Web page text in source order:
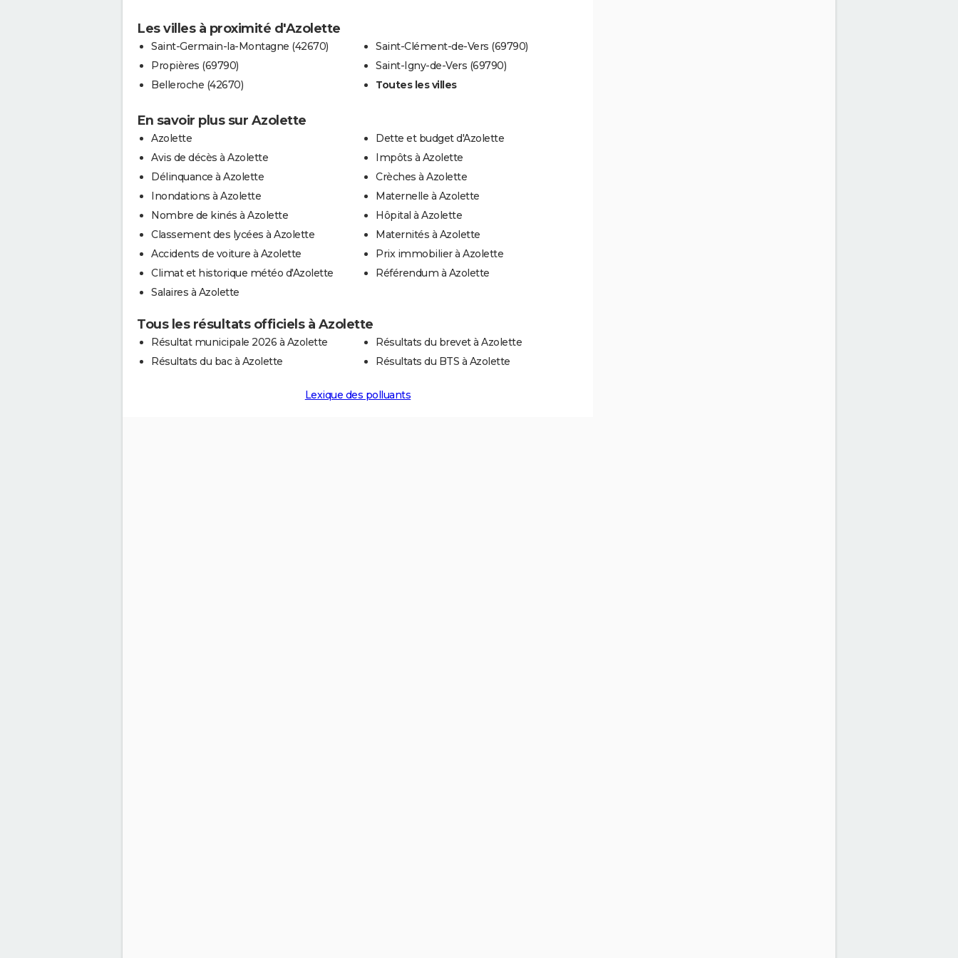
Les villes à proximité d'Azolette
Saint-Germain-la-Montagne (42670)
Propières (69790)
Belleroche (42670)
Saint-Clément-de-Vers (69790)
Saint-Igny-de-Vers (69790)
Toutes les villes
En savoir plus sur Azolette
Azolette
Avis de décès à Azolette
Délinquance à Azolette
Inondations à Azolette
Nombre de kinés à Azolette
Classement des lycées à Azolette
Accidents de voiture à Azolette
Climat et historique météo d'Azolette
Salaires à Azolette
Dette et budget d'Azolette
Impôts à Azolette
Crèches à Azolette
Maternelle à Azolette
Hôpital à Azolette
Maternités à Azolette
Prix immobilier à Azolette
Référendum à Azolette
Tous les résultats officiels à Azolette
Résultat municipale 2026 à Azolette
Résultats du bac à Azolette
Résultats du brevet à Azolette
Résultats du BTS à Azolette
Lexique des polluants